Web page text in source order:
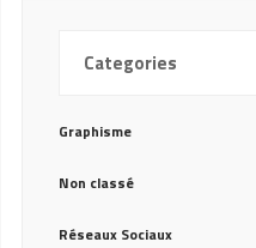
Categories
Graphisme
Non classé
Réseaux Sociaux